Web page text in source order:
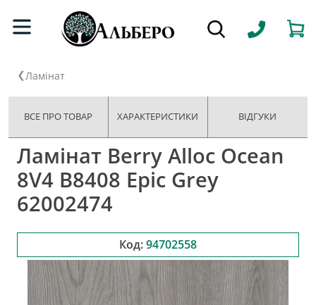
Ламінат
ВСЕ ПРО ТОВАР ХАРАКТЕРИСТИКИ ВІДГУКИ
Ламінат Berry Alloc Ocean
8V4 B8408 Epic Grey
62002474
Код:94702558